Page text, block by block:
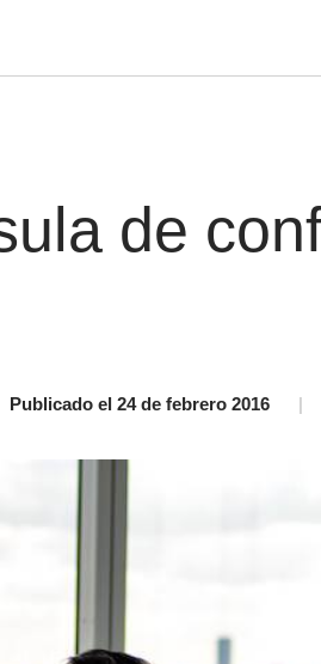
de
Publicado el 24 de febrero 2016 |